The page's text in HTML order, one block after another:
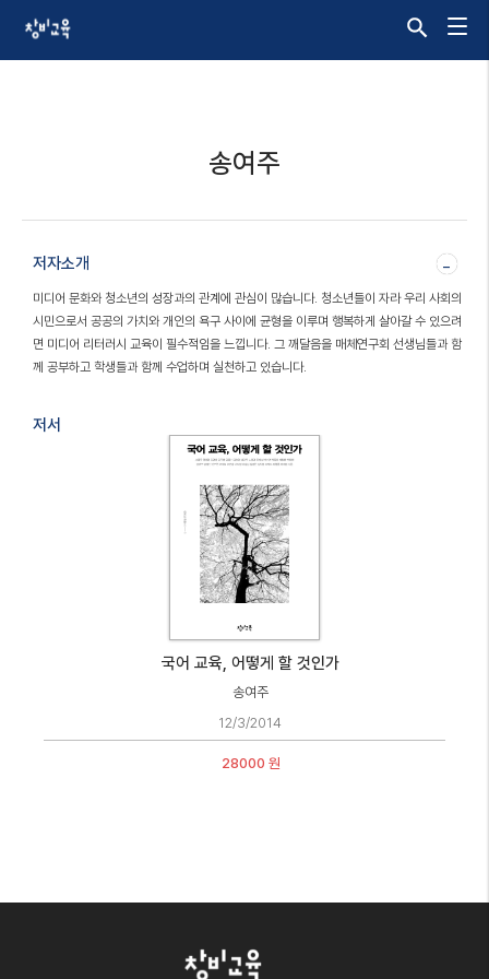
송여주
-
저자소개
미디어 문화와 청소년의 성장과의 관계에 관심이 많습니다. 청소년들이 자라 우리 사회의
시민으로서 공공의 가치와 개인의 욕구 사이에 균형을 이루며 행복하게 살아갈 수 있으려
면 미디어 리터러시 교육이 필수적임을 느낍니다. 그 깨달음을 매체연구회 선생님들과 함
께 공부하고 학생들과 함께 수업하며 실천하고 있습니다.
저서
국어 교육, 어떻게 할 것인가
송여주
12/3/2014
28000 원